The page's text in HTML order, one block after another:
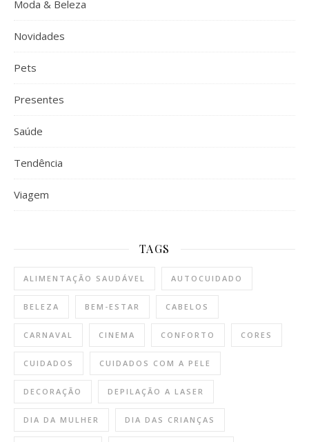
Moda & Beleza
Novidades
Pets
Presentes
Saúde
Tendência
Viagem
TAGS
ALIMENTAÇÃO SAUDÁVEL AUTOCUIDADO
BELEZA BEM-ESTAR CABELOS
CARNAVAL CINEMA CONFORTO CORES
CUIDADOS CUIDADOS COM A PELE
DECORAÇÃO DEPILAÇÃO A LASER
DIA DA MULHER DIA DAS CRIANÇAS